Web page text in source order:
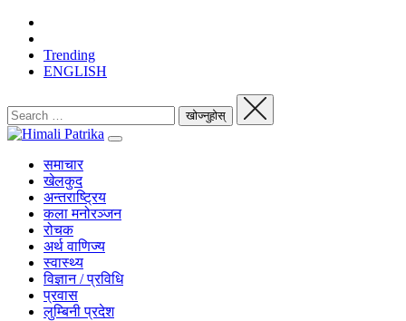
Trending
ENGLISH
समाचार
खेलकुद
अन्तराष्ट्रिय
कला मनोरञ्जन
रोचक
अर्थ वाणिज्य
स्वास्थ्य
विज्ञान / प्रविधि
प्रवास
लुम्बिनी प्रदेश